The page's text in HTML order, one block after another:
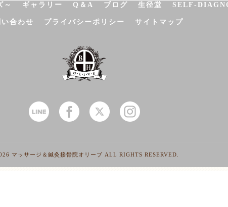
～ ギャラリー Q＆A ブログ 生径堂 SELF-
い合わせ プライバシーポリシー サイトマップ
マッサージ＆鍼灸接骨院オリーブ ALL RIGHTS RESERVED.